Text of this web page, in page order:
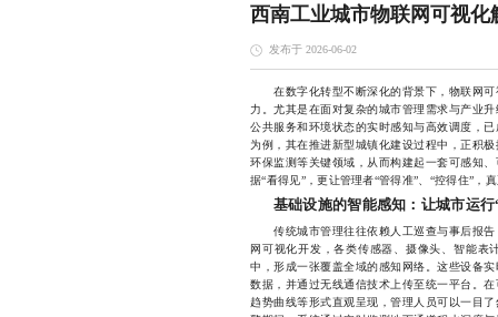
西南工业城市物联网可视化
发布于 2026-06-02
在数字化转型不断深化的背景下，物联网可
力。尤其是在面对复杂的城市管理需求与产业
公共服务和环境状态的实时感知与高效调度，
为例，其在推进新型城镇化建设过程中，正积
环保监测等关键领域，从而构建起一套可感知
据“看得见”，更让管理者“管得准”、“控得住”，
基础设施的智能感知：让城市运
传统城市管理往往依赖人工巡查与事后报告
网可视化开发，各类传感器、摄像头、智能表
中，形成一张覆盖全域的感知网络。这些设备
数据，并通过无线通信技术上传至统一平台。
趋势曲线等形式直观呈现，管理人员可以一目